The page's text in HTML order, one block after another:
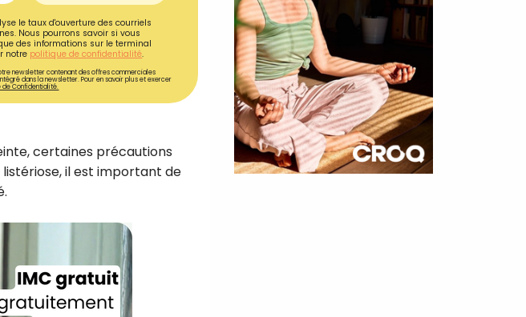
le taux d'ouverture des courriels
Nous pourrons savoir si vous
des informations sur le terminal
notre politique de confidentialité.
newsletter contenant des offres commerciales
dans la newsletter. Pour en savoir plus et exercer
de Confidentialité.
certaines précautions
il est important de
gratuitement 180
inédites de CROQ
la newsletter promotionnelle de